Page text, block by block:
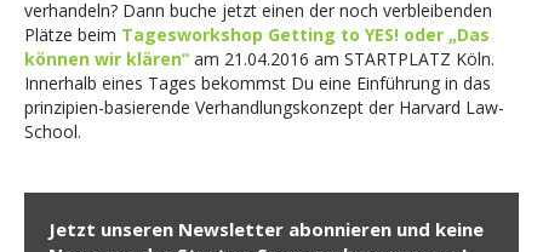
verhandeln? Dann buche jetzt einen der noch verbleibenden
Plätze beim Tagesworkshop Getting to YES! oder „Das
können wir klären“ am 21.04.2016 am STARTPLATZ Köln.
Innerhalb eines Tages bekommst Du eine Einführung in das
prinzipien-basierende Verhandlungskonzept der Harvard Law-
School.
Jetzt unseren Newsletter abonnieren und keine